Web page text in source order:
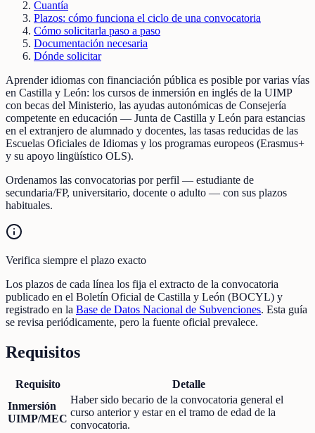
Cuantía
Plazos: cómo funciona el ciclo de una convocatoria
Cómo solicitarla paso a paso
Documentación necesaria
Dónde solicitar
Aprender idiomas con financiación pública es posible por varias vías
en Castilla y León: los cursos de inmersión en inglés de la UIMP
con becas del Ministerio, las ayudas autonómicas de Consejería
competente en educación — Junta de Castilla y León para estancias
en el extranjero de alumnado y docentes, las tasas reducidas de las
Escuelas Oficiales de Idiomas y los programas europeos (Erasmus+
y su apoyo lingüístico OLS).
Ordenamos las convocatorias por perfil — estudiante de
secundaria/FP, universitario, docente o adulto — con sus plazos
habituales.
Verifica siempre el plazo exacto
Los plazos de cada línea los fija el extracto de la convocatoria
publicado en el Boletín Oficial de Castilla y León (BOCYL) y
registrado en la Base de Datos Nacional de Subvenciones. Esta guía
se revisa periódicamente, pero la fuente oficial prevalece.
Requisitos
Requisito
Detalle
Inmersión
UIMP/MEC
Haber sido becario de la convocatoria general el
curso anterior y estar en el tramo de edad de la
convocatoria.